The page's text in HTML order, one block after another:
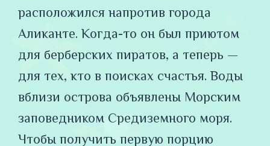
расположился напротив города
Аликанте. Когда-то он был приютом
для берберских пиратов, а теперь —
для тех, кто в поисках счастья. Воды
вблизи острова объявлены Морским
заповедником Средиземного моря.
Чтобы получить первую порцию